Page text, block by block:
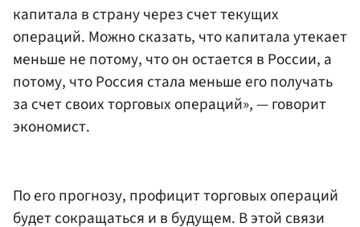
капитала в страну через счет текущих
операций. Можно сказать, что капитала утекает
меньше не потому, что он остается в России, а
потому, что Россия стала меньше его получать
за счет своих торговых операций», — говорит
экономист.
По его прогнозу, профицит торговых операций
будет сокращаться и в будущем. В этой связи